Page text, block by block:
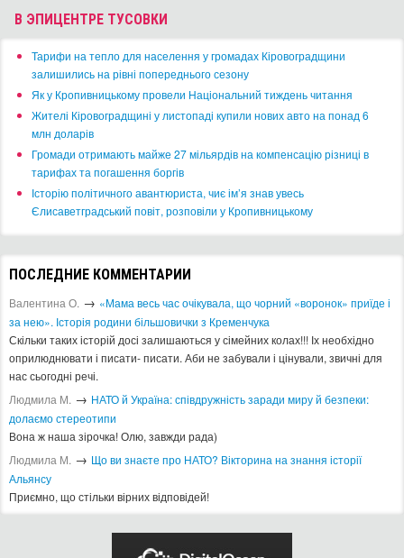
В ЭПИЦЕНТРЕ ТУСОВКИ
​Тарифи на тепло для населення у громадах Кіровоградщини
залишились на рівні попереднього сезону
​Як у Кропивницькому провели Національний тиждень читання
​Жителі Кіровоградщині у листопаді купили нових авто на понад 6
млн доларів
​Громади отримають майже 27 мільярдів на компенсацію різниці в
тарифах та погашення боргів
Історію політичного авантюриста, чиє ім’я знав увесь
Єлисаветградський повіт, розповіли у Кропивницькому
ПОСЛЕДНИЕ КОММЕНТАРИИ
Валентина О. → «Мама весь час очікувала, що чорний «воронок» приїде і
за нею». Історія родини більшовички з Кременчука
Скільки таких історій досі залишаються у сімейних колах!!! Іх необхідно
оприлюднювати і писати- писати. Аби не забували і цінували, звичні для
нас сьогодні речі.
Людмила М. → ​НАТО й Україна: співдружність заради миру й безпеки:
долаємо стереотипи
Вона ж наша зірочка! Олю, завжди рада)
Людмила М. → Що ви знаєте про НАТО? Вікторина на знання історії
Альянсу ​
Приємно, що стільки вірних відповідей!